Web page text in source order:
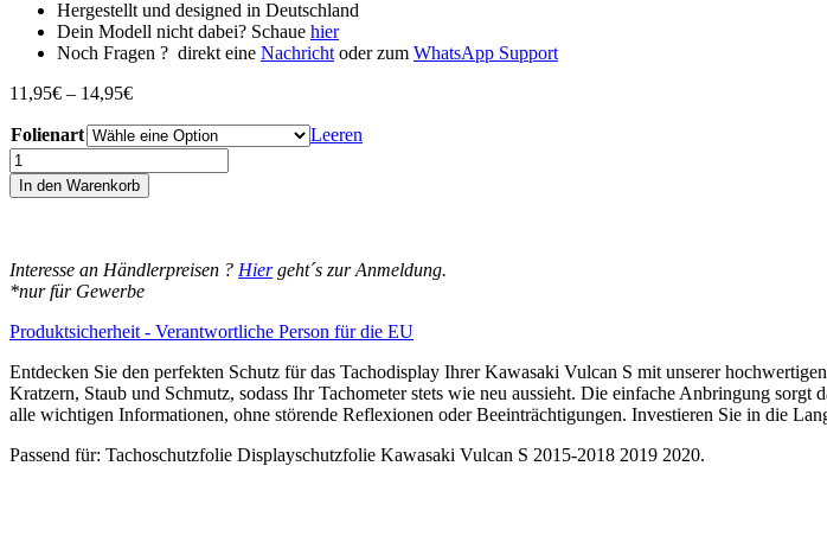
Hergestellt und designed in Deutschland
Dein Modell nicht dabei? Schaue hier
Noch Fragen ? direkt eine Nachricht oder zum WhatsApp Support
11,95€ – 14,95€Preisspanne:
bis
14,95€
Folienart
Leeren
Kawasaki
Vulcan
s
2019
2020
Displayschutz-
Folie
Screenies
Tachoschutzfolie
Schutzglas-
Displayfolie
In den Warenkorb
Interesse an Händlerpreisen ? Hiergeht´s zur Anmeldung.
*nur für Gewerbe
Produktsicherheit - Verantwortliche Person für die EU
Entdecken Sie den perfekten Schutz für das Tachodisplay Ihrer Kawasaki Vulcan S mit unserer
Kratzern, Staub und Schmutz, sodass Ihr Tachometer stets wie neu aussieht. Die einfache Anbringung
alle wichtigen Informationen, ohne störende Reflexionen oder Beeinträchtigungen. Investieren Sie in die
Passend für: Tachoschutzfolie Displayschutzfolie Kawasaki Vulcan S 2015-2018 2019 2020.